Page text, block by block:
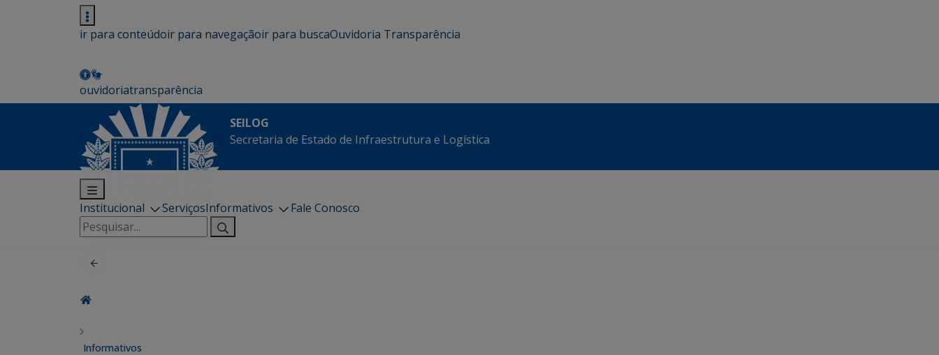
ir para conteúdoir para navegaçãoir para buscaOuvidoria Transparência
ouvidoriatransparência
SEILOG
Secretaria de Estado de Infraestrutura e Logística
Institucional ServiçosInformativos
Fale Conosco
Pesquisar
por:
Informativos